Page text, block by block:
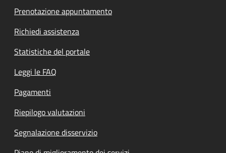
Prenotazione appuntamento
Richiedi assistenza
Statistiche del portale
Leggi le FAQ
Pagamenti
Riepilogo valutazioni
Segnalazione disservizio